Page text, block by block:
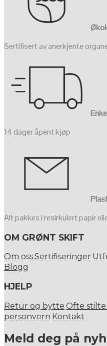
Sertifisert av anerkjente
14 dager åpent kjøp
Alt pakkes i resirkulert papir
OM GRØNT SKIFT
Om ossSertifiseringer
Blogg
HJELP
Retur og bytte Ofte stilte
personvern Kontakt
Meld deg på